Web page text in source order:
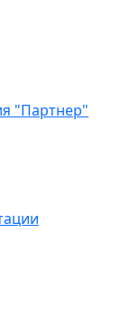
"Партнер"